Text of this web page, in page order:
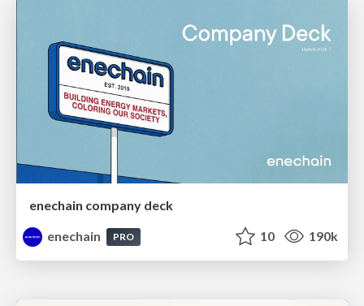
enechain company deck
enechain
PRO 10 190k